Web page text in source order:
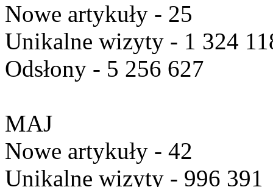
Nowe artykuły - 25
Unikalne wizyty - 1 324
Odsłony - 5 256 627
MAJ
Nowe artykuły - 42
Unikalne wizyty - 996 391